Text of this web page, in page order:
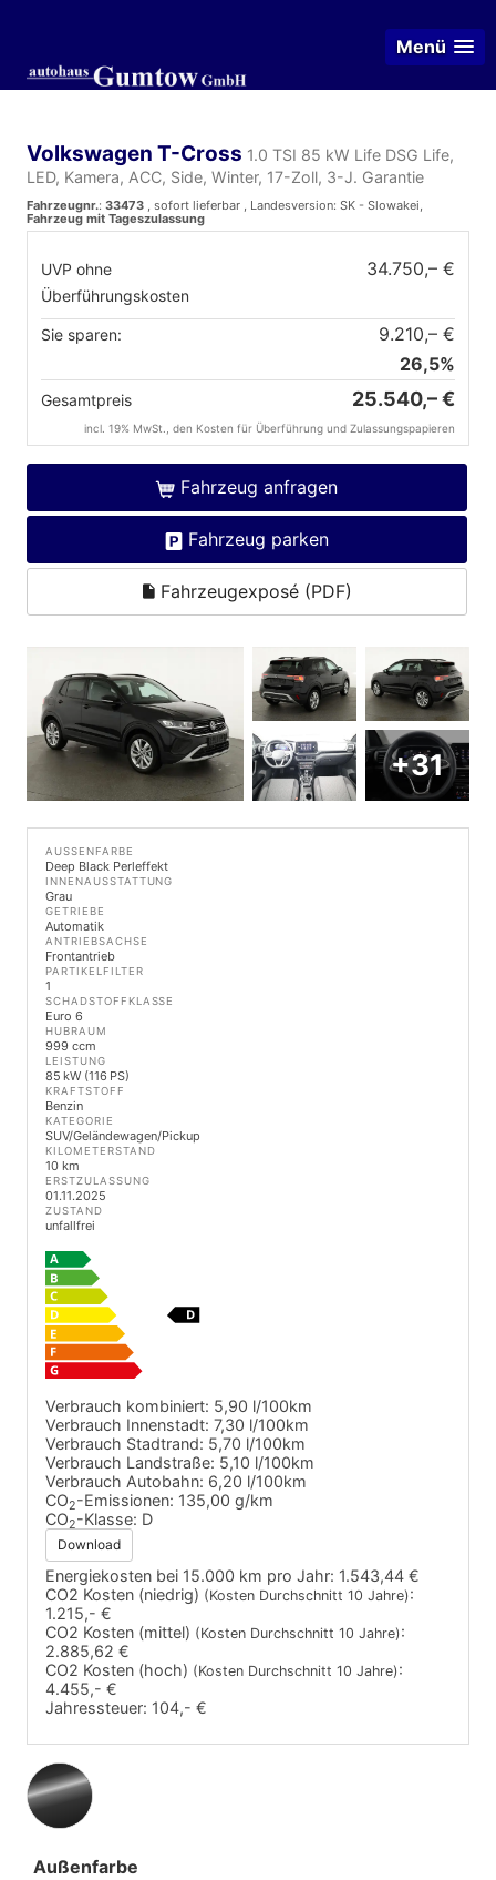
Menü
Volkswagen T-Cross 1.0 TSI 85 kW Life DSG Life,
LED, Kamera, ACC, Side, Winter, 17-Zoll, 3-J. Garantie
Fahrzeugnr.: 33473 , sofort lieferbar , Landesversion: SK - Slowakei,
Fahrzeug mit Tageszulassung
UVP ohne
Überführungskosten
34.750,– €
Sie sparen:
9.210,– €
26,5%
Gesamtpreis 25.540,– €
incl. 19% MwSt., den Kosten für Überführung und Zulassungspapieren
Fahrzeug anfragen
Fahrzeug parken
Fahrzeugexposé (PDF)
+31
AUSSENFARBE
Deep Black Perleffekt
INNENAUSSTATTUNG
Grau
GETRIEBE
Automatik
ANTRIEBSACHSE
Frontantrieb
PARTIKELFILTER
1
SCHADSTOFFKLASSE
Euro 6
HUBRAUM
999 ccm
LEISTUNG
85 kW (116 PS)
KRAFTSTOFF
Benzin
KATEGORIE
SUV/Geländewagen/Pickup
KILOMETERSTAND
10 km
ERSTZULASSUNG
01.11.2025
ZUSTAND
unfallfrei
Verbrauch kombiniert: 5,90 l/100km
Verbrauch Innenstadt: 7,30 l/100km
Verbrauch Stadtrand: 5,70 l/100km
Verbrauch Landstraße: 5,10 l/100km
Verbrauch Autobahn: 6,20 l/100km
CO2-Emissionen: 135,00 g/km
CO2-Klasse: D
Download
Energiekosten bei 15.000 km pro Jahr: 1.543,44 €
CO2 Kosten (niedrig) (Kosten Durchschnitt 10 Jahre):
1.215,- €
CO2 Kosten (mittel) (Kosten Durchschnitt 10 Jahre):
2.885,62 €
CO2 Kosten (hoch) (Kosten Durchschnitt 10 Jahre):
4.455,- €
Jahressteuer: 104,- €
Außenfarbe